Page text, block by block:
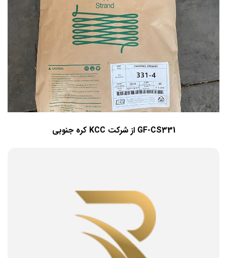
GF-CS331 از شرکت KCC کره جنوبی